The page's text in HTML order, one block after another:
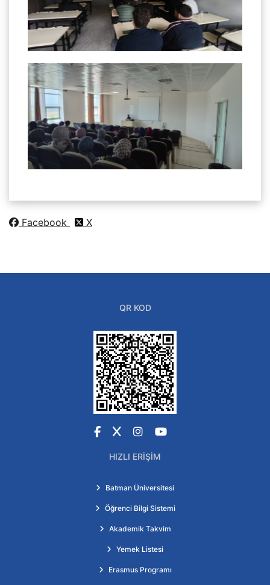
Facebook X
QR KOD
Facebook
X Instagram
YouTube
HIZLI ERIŞIM
Batman Üniversitesi
Öğrenci Bilgi Sistemi
Akademik Takvim
Yemek Listesi
Erasmus Programı